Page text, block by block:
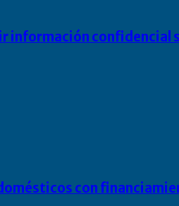
información confidencial
con